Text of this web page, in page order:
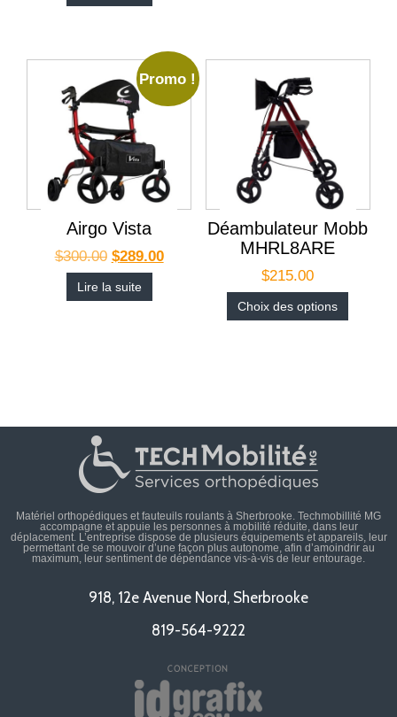
Promo !
Airgo Vista
$300.00 $289.00
Lire la suite
Déambulateur Mobb
MHRL8ARE
$215.00
Choix des options
Matériel orthopédiques et fauteuils roulants à Sherbrooke. Techmobillité MG
accompagne et appuie les personnes à mobilité réduite, dans leur
déplacement. L’entreprise dispose de plusieurs équipements et appareils, leur
permettant de se mouvoir d’une façon plus autonome, afin d’amoindrir au
maximum, leur sentiment de dépendance vis-à-vis de leur entourage.
918, 12e Avenue Nord, Sherbrooke
819-564-9222